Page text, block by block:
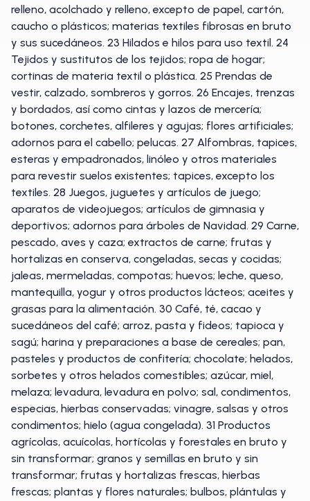
relleno, acolchado y relleno, excepto de papel, cartón,
caucho o plásticos; materias textiles fibrosas en bruto
y sus sucedáneos. 23 Hilados e hilos para uso textil. 24
Tejidos y sustitutos de los tejidos; ropa de hogar;
cortinas de materia textil o plástica. 25 Prendas de
vestir, calzado, sombreros y gorros. 26 Encajes, trenzas
y bordados, así como cintas y lazos de mercería;
botones, corchetes, alfileres y agujas; flores artificiales;
adornos para el cabello; pelucas. 27 Alfombras, tapices,
esteras y empadronados, linóleo y otros materiales
para revestir suelos existentes; tapices, excepto los
textiles. 28 Juegos, juguetes y artículos de juego;
aparatos de videojuegos; artículos de gimnasia y
deportivos; adornos para árboles de Navidad. 29 Carne,
pescado, aves y caza; extractos de carne; frutas y
hortalizas en conserva, congeladas, secas y cocidas;
jaleas, mermeladas, compotas; huevos; leche, queso,
mantequilla, yogur y otros productos lácteos; aceites y
grasas para la alimentación. 30 Café, té, cacao y
sucedáneos del café; arroz, pasta y fideos; tapioca y
sagú; harina y preparaciones a base de cereales; pan,
pasteles y productos de confitería; chocolate; helados,
sorbetes y otros helados comestibles; azúcar, miel,
melaza; levadura, levadura en polvo; sal, condimentos,
especias, hierbas conservadas; vinagre, salsas y otros
condimentos; hielo (agua congelada). 31 Productos
agrícolas, acuícolas, hortícolas y forestales en bruto y
sin transformar; granos y semillas en bruto y sin
transformar; frutas y hortalizas frescas, hierbas
frescas; plantas y flores naturales; bulbos, plántulas y